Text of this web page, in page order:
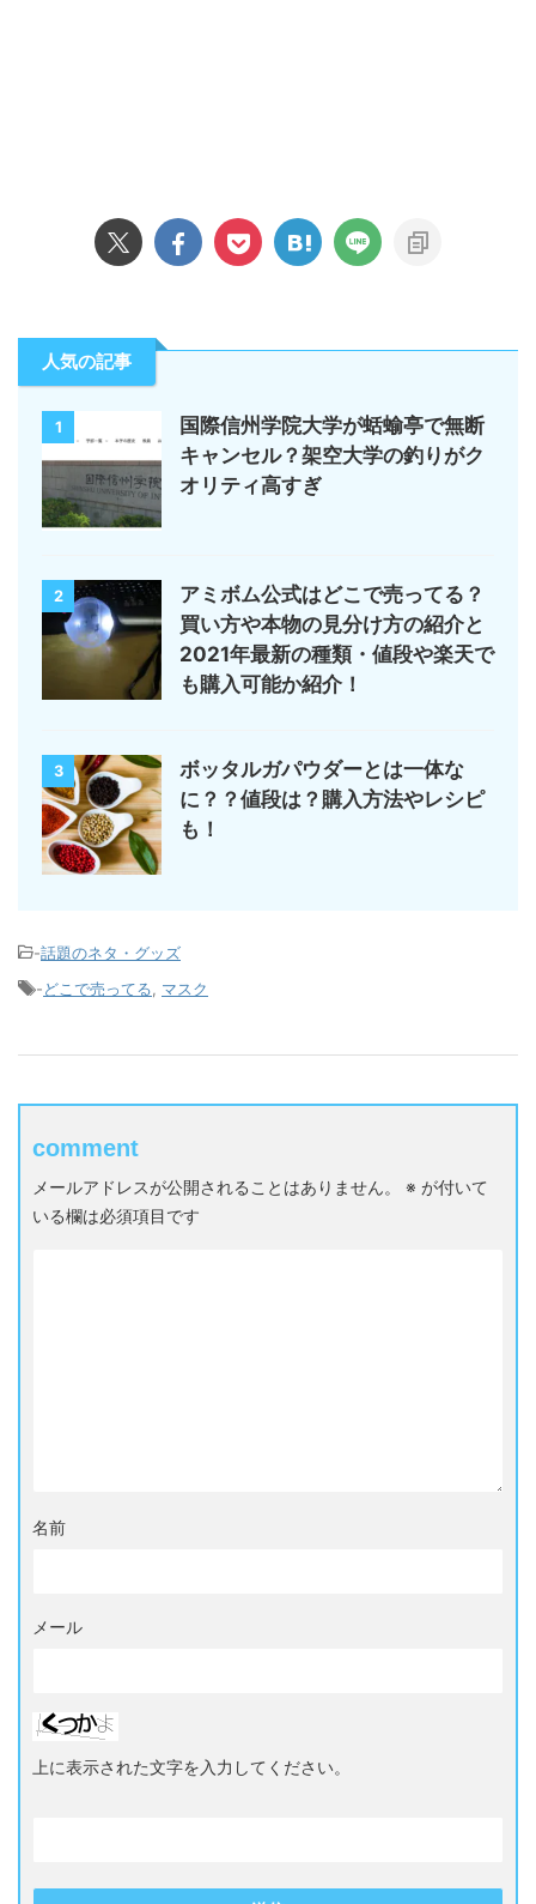
人気の記事
1
国際信州学院大学が蛞蝓亭で無断
キャンセル？架空大学の釣りがク
オリティ高すぎ
2
アミボム公式はどこで売ってる？
買い方や本物の見分け方の紹介と
2021年最新の種類・値段や楽天で
も購入可能か紹介！
3
ボッタルガパウダーとは一体な
に？？値段は？購入方法やレシピ
も！
-話題のネタ・グッズ
-どこで売ってる マスク
comment
メールアドレスが公開されることはありません。 ※ が付いて
いる欄は必須項目です
名前
メール
上に表示された文字を入力してください。